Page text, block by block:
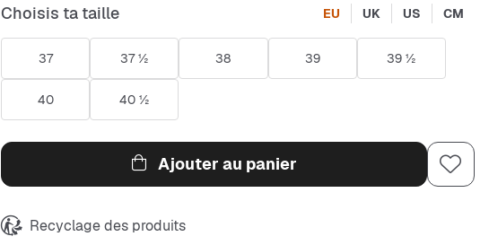
Choisis ta taille EU UK US CM
37 37 ½ 38 39 39 ½
40 40 ½
Ajouter au panier
Recyclage des produits